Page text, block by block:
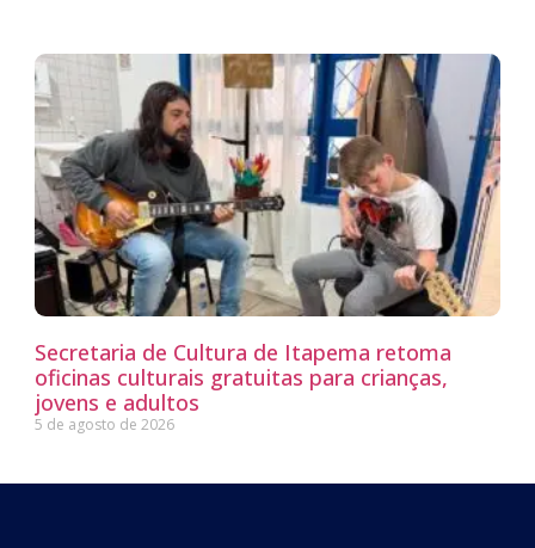
Secretaria de Cultura de Itapema retoma
oficinas culturais gratuitas para crianças,
jovens e adultos
5 de agosto de 2026